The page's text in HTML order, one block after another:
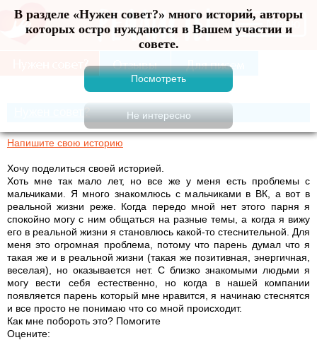
В разделе «Нужен совет?» много историй, авторы
которых остро нуждаются в Вашем участии и
совете.
Меню
Нужен совет?
Напишите свою историю
Хочу поделиться своей историей.
Хоть мне так мало лет, но все же у меня есть проблемы с
мальчиками. Я много знакомлюсь с мальчиками в ВК, а вот в
реальной жизни реже. Когда передо мной нет этого парня я
спокойно могу с ним общаться на разные темы, а когда я вижу
его в реальной жизни я становлюсь какой-то стеснительной. Для
меня это огромная проблема, потому что парень думал что я
такая же и в реальной жизни (такая же позитивная, энергичная,
веселая), но оказывается нет. С близко знакомыми людьми я
могу вести себя естественно, но когда в нашей компании
появляется парень который мне нравится, я начинаю стеснятся
и все просто не понимаю что со мной происходит.
Как мне побороть это? Помогите
Оцените: